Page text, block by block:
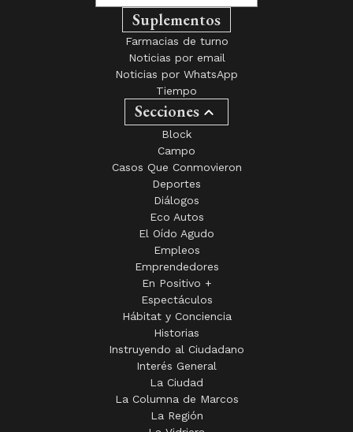
Suplementos
Farmacias de turno
Noticias por email
Noticias por WhatsApp
Tiempo
Secciones
Block
Campo
Casos Que Conmovieron
Deportes
Diálogos
Eco Autos
El Oído Agudo
Empleos
Emprendedores
En Positivo +
Espectáculos
Hábitat y Conciencia
Historias
Instruyendo al Ciudadano
Interés General
La Ciudad
La Columna de Marcos
La Región